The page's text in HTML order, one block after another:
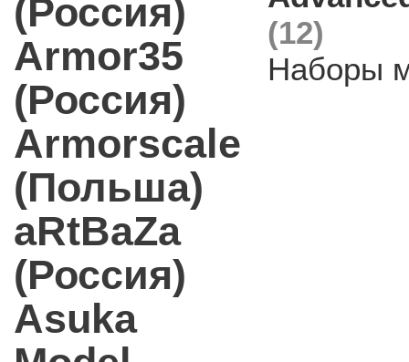
(Россия)
Armor35
(Россия)
Armorscale
(Польша)
aRtBaZa
(Россия)
Asuka
(12)
Наборы